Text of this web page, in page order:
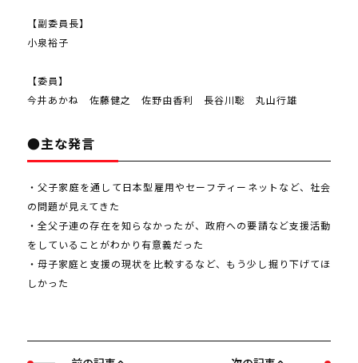
【副委員長】
小泉裕子
【委員】
今井あかね 佐藤健之 佐野由香利 長谷川聡 丸山行雄
●主な発言
・父子家庭を通して日本型雇用やセーフティーネットなど、社会
の問題が見えてきた
・全父子連の存在を知らなかったが、政府への要請など支援活動
をしていることがわかり有意義だった
・母子家庭と支援の現状を比較するなど、もう少し掘り下げてほ
しかった